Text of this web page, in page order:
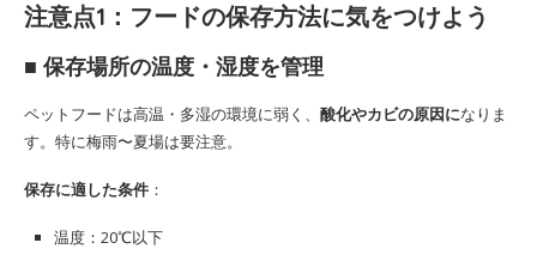
注意点1： フードの保存方法に気をつけよう
■ 保存場所の温度・湿度を管理
ペットフードは高温・多湿の環境に弱く、 酸化やカビの原因になりま
す。特に梅雨〜夏場は要注意。
保存に適した条件 ：
温度：20℃以下